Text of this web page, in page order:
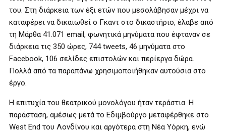
του. Στη διάρκεια των έξι ετών που μεσολάβησαν μέχρι να
καταφέρει να δικαιωθεί ο Γκαντ στο δικαστήριο, έλαβε από
τη Μάρθα 41.071 email, φωνητικά μηνύματα που έφταναν σε
διάρκεια τις 350 ώρες, 744 tweets, 46 μηνύματα στο
Facebook, 106 σελίδες επιστολών και περίεργα δώρα.
Πολλά από τα παραπάνω χρησιμοποιήθηκαν αυτούσια στο
έργο.
Η επιτυχία του θεατρικού μονολόγου ήταν τεράστια. Η
παράσταση, αμέσως μετά το Εδιμβούργο μεταφέρθηκε στο
West End του Λονδίνου και αργότερα στη Νέα Υόρκη, ενώ